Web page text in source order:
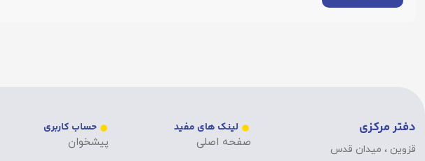
دفتر مرکزی
قزوین ، میدان قدس
لینک های مفید
صفحه اصلی
حساب کاربری
پیشخوان